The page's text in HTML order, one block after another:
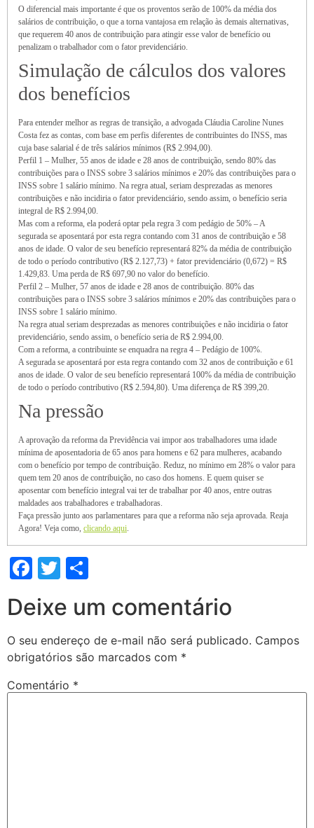
O diferencial mais importante é que os proventos serão de 100% da média dos
salários de contribuição, o que a torna vantajosa em relação às demais alternativas,
que requerem 40 anos de contribuição para atingir esse valor de benefício ou
penalizam o trabalhador com o fator previdenciário.
Simulação de cálculos dos valores
dos benefícios
Para entender melhor as regras de transição, a advogada Cláudia Caroline Nunes
Costa fez as contas, com base em perfis diferentes de contribuintes do INSS, mas
cuja base salarial é de três salários mínimos (R$ 2.994,00).
Perfil 1 – Mulher, 55 anos de idade e 28 anos de contribuição, sendo 80% das
contribuições para o INSS sobre 3 salários mínimos e 20% das contribuições para o
INSS sobre 1 salário mínimo. Na regra atual, seriam desprezadas as menores
contribuições e não incidiria o fator previdenciário, sendo assim, o benefício seria
integral de R$ 2.994,00.
Mas com a reforma, ela poderá optar pela regra 3 com pedágio de 50% – A
segurada se aposentará por esta regra contando com 31 anos de contribuição e 58
anos de idade. O valor de seu benefício representará 82% da média de contribuição
de todo o período contributivo (R$ 2.127,73) + fator previdenciário (0,672) = R$
1.429,83. Uma perda de R$ 697,90 no valor do benefício.
Perfil 2 – Mulher, 57 anos de idade e 28 anos de contribuição. 80% das
contribuições para o INSS sobre 3 salários mínimos e 20% das contribuições para o
INSS sobre 1 salário mínimo.
Na regra atual seriam desprezadas as menores contribuições e não incidiria o fator
previdenciário, sendo assim, o benefício seria de R$ 2.994,00.
Com a reforma, a contribuinte se enquadra na regra 4 – Pedágio de 100%.
A segurada se aposentará por esta regra contando com 32 anos de contribuição e 61
anos de idade. O valor de seu benefício representará 100% da média de contribuição
de todo o período contributivo (R$ 2.594,80). Uma diferença de R$ 399,20.
Na pressão
A aprovação da reforma da Previdência vai impor aos trabalhadores uma idade
mínima de aposentadoria de 65 anos para homens e 62 para mulheres, acabando
com o benefício por tempo de contribuição. Reduz, no mínimo em 28% o valor para
quem tem 20 anos de contribuição, no caso dos homens. E quem quiser se
aposentar com benefício integral vai ter de trabalhar por 40 anos, entre outras
maldades aos trabalhadores e trabalhadoras.
Faça pressão junto aos parlamentares para que a reforma não seja aprovada. Reaja
Agora! Veja como, clicando aqui.
Facebook
Twitter
Deixe um comentário
O seu endereço de e-mail não será publicado. Campos
obrigatórios são marcados com *
Comentário *